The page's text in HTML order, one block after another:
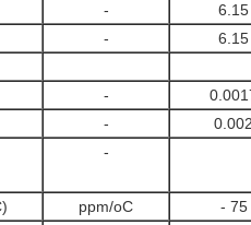
- 6.15
- 6.15
-
- 0.002
-
ppm/oC - 75